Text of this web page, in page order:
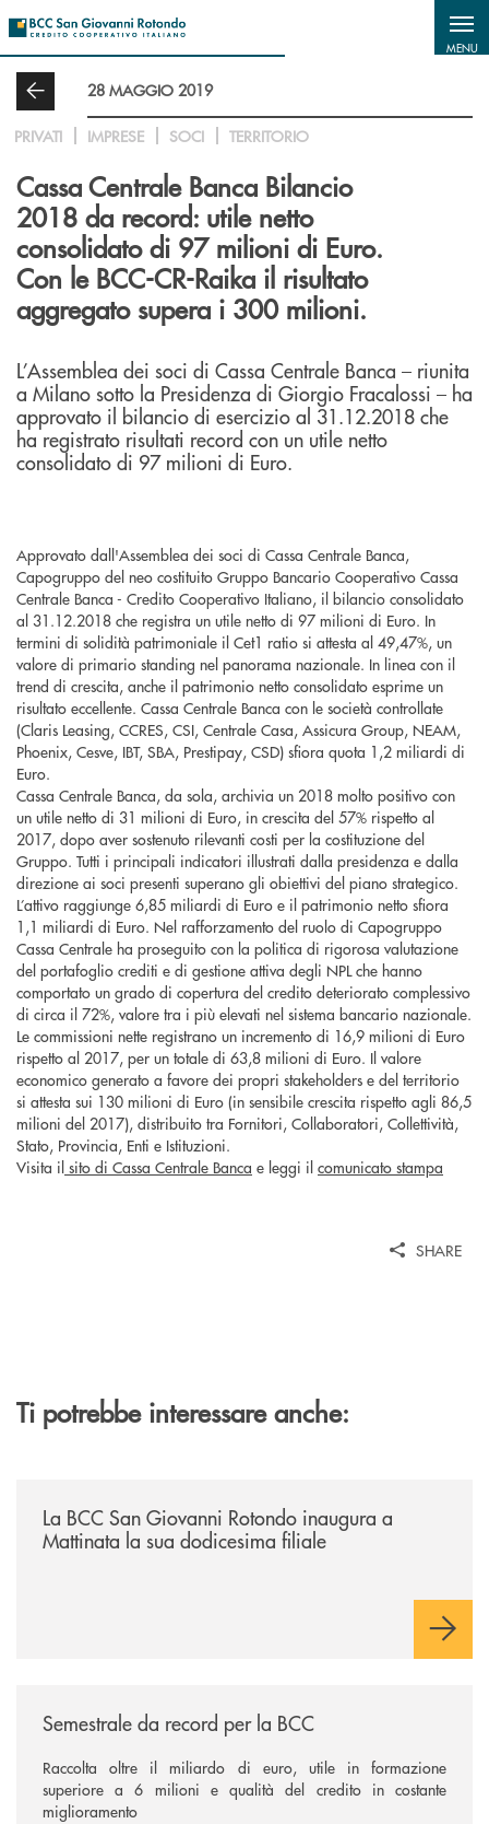
MENU
28 MAGGIO 2019
PRIVATI IMPRESE SOCI TERRITORIO
Cassa Centrale Banca Bilancio
2018 da record: utile netto
consolidato di 97 milioni di Euro.
Con le BCC-CR-Raika il risultato
aggregato supera i 300 milioni.
L’Assemblea dei soci di Cassa Centrale Banca – riunita
a Milano sotto la Presidenza di Giorgio Fracalossi – ha
approvato il bilancio di esercizio al 31.12.2018 che
ha registrato risultati record con un utile netto
consolidato di 97 milioni di Euro.
Approvato dall'Assemblea dei soci di Cassa Centrale Banca,
Capogruppo del neo costituito Gruppo Bancario Cooperativo Cassa
Centrale Banca - Credito Cooperativo Italiano, il bilancio consolidato
al 31.12.2018 che registra un utile netto di 97 milioni di Euro. In
termini di solidità patrimoniale il Cet1 ratio si attesta al 49,47%, un
valore di primario standing nel panorama nazionale. In linea con il
trend di crescita, anche il patrimonio netto consolidato esprime un
risultato eccellente. Cassa Centrale Banca con le società controllate
(Claris Leasing, CCRES, CSI, Centrale Casa, Assicura Group, NEAM,
Phoenix, Cesve, IBT, SBA, Prestipay, CSD) sfiora quota 1,2 miliardi di
Euro.
Cassa Centrale Banca, da sola, archivia un 2018 molto positivo con
un utile netto di 31 milioni di Euro, in crescita del 57% rispetto al
2017, dopo aver sostenuto rilevanti costi per la costituzione del
Gruppo. Tutti i principali indicatori illustrati dalla presidenza e dalla
direzione ai soci presenti superano gli obiettivi del piano strategico.
L’attivo raggiunge 6,85 miliardi di Euro e il patrimonio netto sfiora
1,1 miliardi di Euro. Nel rafforzamento del ruolo di Capogruppo
Cassa Centrale ha proseguito con la politica di rigorosa valutazione
del portafoglio crediti e di gestione attiva degli NPL che hanno
comportato un grado di copertura del credito deteriorato complessivo
di circa il 72%, valore tra i più elevati nel sistema bancario nazionale.
Le commissioni nette registrano un incremento di 16,9 milioni di Euro
rispetto al 2017, per un totale di 63,8 milioni di Euro. Il valore
economico generato a favore dei propri stakeholders e del territorio
si attesta sui 130 milioni di Euro (in sensibile crescita rispetto agli 86,5
milioni del 2017), distribuito tra Fornitori, Collaboratori, Collettività,
Stato, Provincia, Enti e Istituzioni.
Visita il sito di Cassa Centrale Banca e leggi il comunicato stampa
SHARE
Ti potrebbe interessare anche:
La BCC San Giovanni Rotondo inaugura a
Mattinata la sua dodicesima filiale
Semestrale da record per la BCC
Raccolta oltre il miliardo di euro, utile in formazione
superiore a 6 milioni e qualità del credito in costante
miglioramento